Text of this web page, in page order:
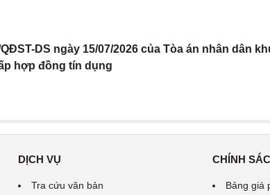
DS ngày 15/07/2026 của Tòa án nhân dân
hợp đồng tín dụng
DỊCH VỤ
Tra cứu văn bản
CHÍNH
Bảng giá